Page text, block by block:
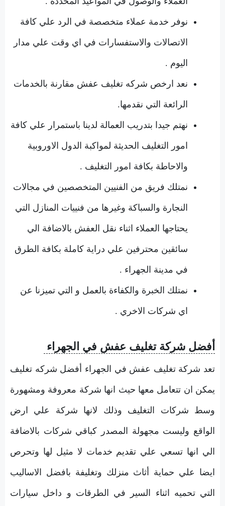
نوفر خدمة عملاء متخصصة في الرد علي كافة
الاتصالات والاستفسارات في اي وقت علي مدار
اليوم .
نعد ارخص شركه تغليف عفش مقارنة بالخدمات
الرائعة التي نقدمها.
نهتم جيدا بتدريب العمالة لدينا باستمرار علي كافة
امور التغليف الحديثة لمواكبة الدول الاوروبية
والاحاطة بكافة امور التغليف .
نمتلك فريق من الفنيين المتخصصين في مجالات
النجارة والسباكة وغيرها من فنييات المنازل التي
يحتاجها العملاء اثناء نقل العفش بالاضافة الي
سائقين محترفين علي دراية كاملة بكافة الطرق
في مدينة الجهراء .
نمتلك الخبرة والكفاءة بالعمل و التي تميزنا عن
اي شركات الاخري .
أفضل شركة تغليف عفش في الجهراء
تعد شركة تغليف عفش في الجهراء أفضل شركه تغليف
يمكن ان تتعامل معها حيث انها شركة معروفة ومشهورة
وسط شركات التغليف وذلك لانها شركة علي ارض
الواقع وليست مجهولة المصدر كباقي شركات بالاضافة
الي انها تسعي علي تقديم خدمات لا مثيل لها وتحرص
ايضا علي حماية أثاث منزلك وتغليفة بافضل الاساليب
التي تحميه اثناء السير في الطرقات و داخل سيارات